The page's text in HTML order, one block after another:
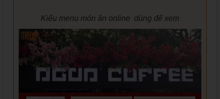
Kiểu menu món ăn online dùng để xem